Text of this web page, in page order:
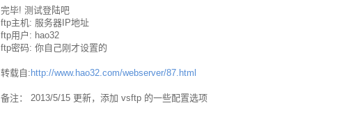
完毕! 测试登陆吧
ftp主机: 服务器IP地址
ftp用户: hao32
ftp密码: 你自己刚才设置的
转载自:http://www.hao32.com/webserver/87.html
备注： 2013/5/15 更新，添加 vsftp 的一些配置选项